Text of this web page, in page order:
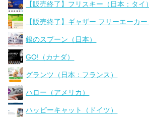
【販売終了】フリスキー（日本：タイ）
【販売終了】ギャザー フリーエーカー
銀のスプーン（日本）
GO!（カナダ）
グランツ（日本：フランス）
ハロー（アメリカ）
ハッピーキャット（ドイツ）